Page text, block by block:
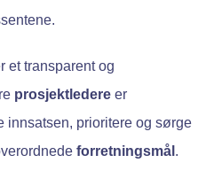
et transparent og
prosjektledere er
innsatsen, prioritere og sørge
forretningsmål .